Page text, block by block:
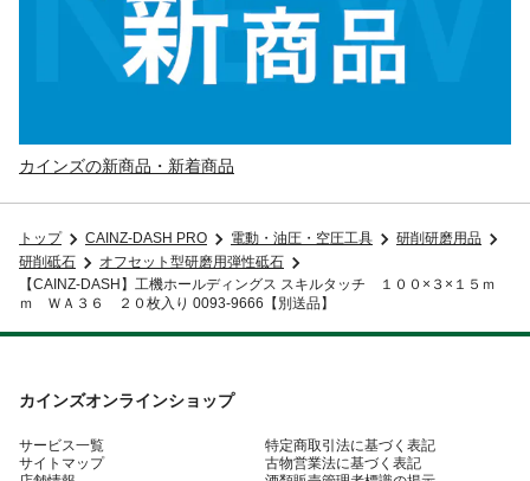
カインズの新商品・新着商品
トップ CAINZ-DASH PRO 電動・油圧・空圧工具
研削研磨用品
研削砥石
オフセット型研磨用弾性砥石
【CAINZ-DASH】工機ホールディングス スキルタッチ １００×３×１５ｍ
ｍ ＷＡ３６ ２０枚入り 0093-9666【別送品】
カインズオンラインショップ
サービス一覧
サイトマップ
特定商取引法に基づく表記
古物営業法に基づく表記